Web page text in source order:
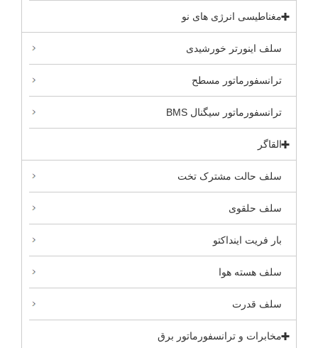
مغناطیسی انرژی های نو
سلف اینورتر خورشیدی
ترانسفورماتور مسطح
ترانسفورماتور سیگنال BMS
القاگر
سلف حالت مشترک تخت
سلف حلقوی
بار فریت اینداکتو
سلف هسته هوا
سلف قدرت
مخابرات و ترانسفورماتور برق